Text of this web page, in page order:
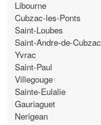
Libourne
Cubzac-les-Ponts
Saint-Loubes
Saint-Andre-de-Cubzac
Yvrac
Saint-Paul
Villegouge
Sainte-Eulalie
Gauriaguet
Nerigean